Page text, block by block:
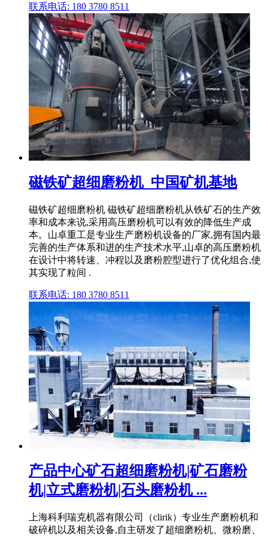
联系电话: 180 3780 8511
磁铁矿超细磨粉机_中国矿机基地
磁铁矿超细磨粉机 磁铁矿超细磨粉机从铁矿石的生产效
率和成本来说,采用高压磨粉机可以有效的降低生产成
本。山卓重工是专业生产磨粉机设备的厂家,拥有国内最
完善的生产体系和进的生产技术水平,山卓的高压磨粉机
在设计中将转速、冲程以及磨粉腔型进行了优化组合,使
其实现了粒间 .
联系电话: 180 3780 8511
产品中心矿石超细磨粉机|矿石磨粉
机|立式磨粉机|石头磨粉机 ...
上海科利瑞克机器有限公司（clirik）专业生产磨粉机和
破碎机以及相关设备,自主研发了超细磨粉机、微粉磨、